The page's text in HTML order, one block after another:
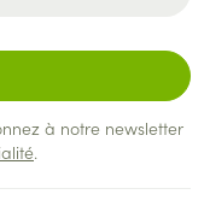
à notre newsletter
.